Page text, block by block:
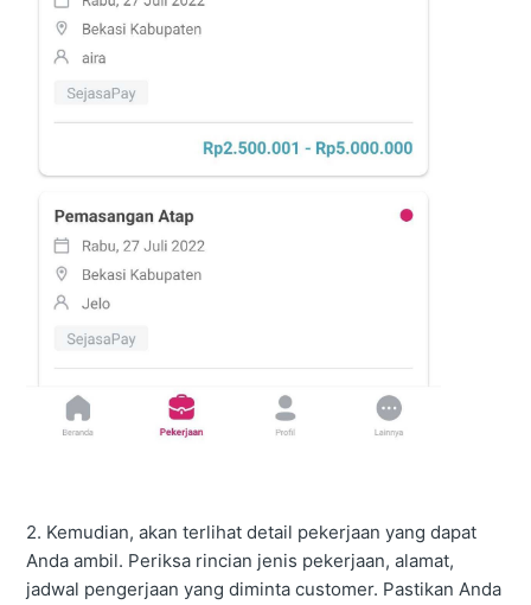
2. Kemudian, akan terlihat detail pekerjaan yang dapat
Anda ambil. Periksa rincian jenis pekerjaan, alamat,
jadwal pengerjaan yang diminta customer. Pastikan Anda